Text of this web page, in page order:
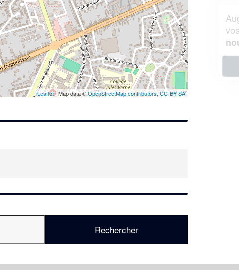
Leaflet| Map data ©OpenStreetMap contributors,CC-BY-SA
Augmentez votrechiffre d'affaires
vosmarges
tout en gagnant de
nouveaux clients!
En savoir plus